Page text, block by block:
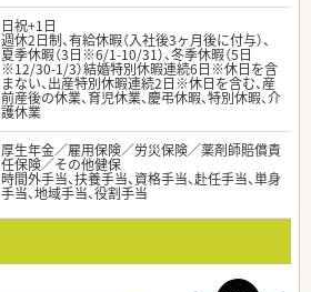
日祝+1日
週休2日制、有給休暇（入社後3ヶ月後に付与）、
夏季休暇（3日※6/1-10/31）、冬季休暇（5日
※12/30-1/3）結婚特別休暇連続6日※休日を含
まない、出産特別休暇連続2日※休日を含む、産
前産後の休業、育児休業、慶弔休暇、特別休暇、介
護休業
厚生年金／雇用保険／労災保険／薬剤師賠償責
任保険／その他健保
時間外手当、扶養手当、資格手当、赴任手当、単身
手当、地域手当、役割手当